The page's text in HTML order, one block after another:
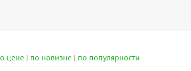
цене | по новизне | по популярности